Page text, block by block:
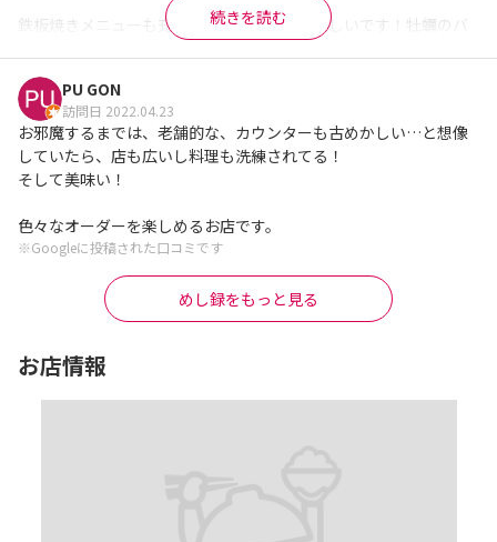
ワンオペなのに、飲み物や食べ物の提供のスピードよ！素晴らし
い(º ﾛ º๑)!!
お好み焼きも、ねぎ焼きも、焼きそばも、1品も 美味しかった
店主は、なかなかフレンドリー兄ちゃん？おっちゃん？で良い感
じ。
8人中、7人が他県民。
しっかりと美味しい お好み焼きやねぎ焼きを食べられて幸せ。
いい感じに酔ってお会計したのですが、
会計驚くほど安くて思わず“まちがえてね？”と言ってしまったほ
店主さん、騒がしいBBA達でしたがありがとうです。
※Googleに投稿された口コミです
鉄板焼きメニューも充実していてどれも美味しいです！牡蠣のバ
経っても柔らかいままでした。あれば焼き春巻きもぜひ。
道頓堀焼きそばは濃厚でスパイシー。お好み焼きとソースの味が
全く違ってこれがまた美味しい。メニューも味のバリエーション
も豊富だなと感じました。もう少しさっぱり系のメニューが充実
すればなお嬉しいと思ったり。
店員さんの人数は少なく思いましたが、みなさんてきぱき働かれ
ていて何一つ不便なく過ごせました。素晴らしいです。
ただ、お店の作りのせいか、座敷の声がこもりやすく少しうるさ
く感じてしまいました。
※Googleに投稿された口コミです
続きを読む
PU GON
訪問日 2022.04.23
お邪魔するまでは、老舗的な、カウンターも古めかしい…と想像
していたら、店も広いし料理も洗練されてる！
そして美味い！
色々なオーダーを楽しめるお店です。
※Googleに投稿された口コミです
めし録をもっと見る
お店情報